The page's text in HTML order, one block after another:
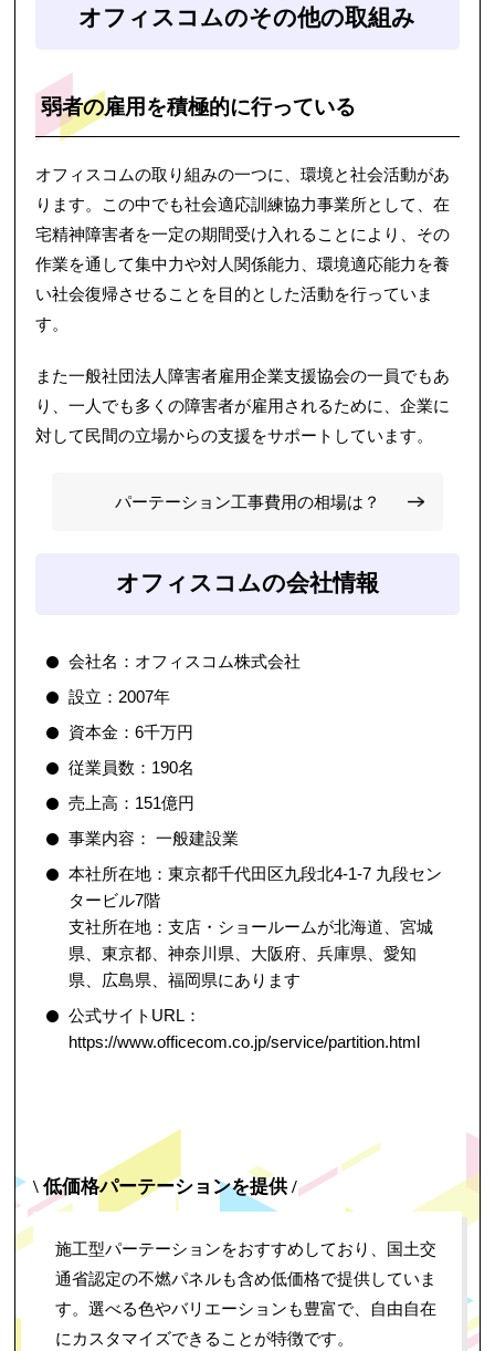
オフィスコムのその他の取組み
弱者の雇用を積極的に行っている
オフィスコムの取り組みの一つに、環境と社会活動があ
ります。この中でも社会適応訓練協力事業所として、在
宅精神障害者を一定の期間受け入れることにより、その
作業を通して集中力や対人関係能力、環境適応能力を養
い社会復帰させることを目的とした活動を行っていま
す。
また一般社団法人障害者雇用企業支援協会の一員でもあ
り、一人でも多くの障害者が雇用されるために、企業に
対して民間の立場からの支援をサポートしています。
パーテーション工事費用の相場は？
オフィスコムの会社情報
会社名：オフィスコム株式会社
設立：2007年
資本金：6千万円
従業員数：190名
売上高：151億円
事業内容： 一般建設業
本社所在地：東京都千代田区九段北4-1-7 九段セン
タービル7階
支社所在地：支店・ショールームが北海道、宮城
県、東京都、神奈川県、大阪府、兵庫県、愛知
県、広島県、福岡県にあります
公式サイトURL：
https://www.officecom.co.jp/service/partition.html
\ 低価格パーテーションを提供 /
施工型パーテーションをおすすめしており、国土交
通省認定の不燃パネルも含め低価格で提供していま
す。選べる色やバリエーションも豊富で、自由自在
にカスタマイズできることが特徴です。